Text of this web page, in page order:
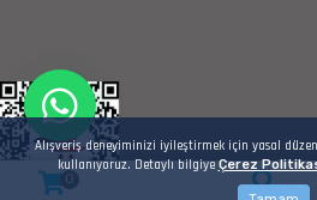
0
Alışveriş deneyiminizi iyileştirmek için yasal
kullanıyoruz. Detaylı bilgiyeÇerez